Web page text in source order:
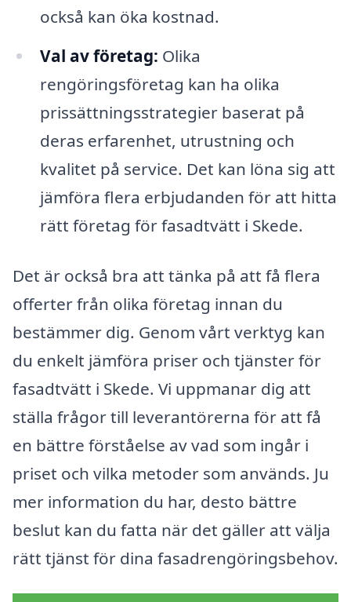
också kan öka kostnad.
Val av företag: Olika
rengöringsföretag kan ha olika
prissättningsstrategier baserat på
deras erfarenhet, utrustning och
kvalitet på service. Det kan löna sig att
jämföra flera erbjudanden för att hitta
rätt företag för fasadtvätt i Skede.
Det är också bra att tänka på att få flera
offerter från olika företag innan du
bestämmer dig. Genom vårt verktyg kan
du enkelt jämföra priser och tjänster för
fasadtvätt i Skede. Vi uppmanar dig att
ställa frågor till leverantörerna för att få
en bättre förståelse av vad som ingår i
priset och vilka metoder som används. Ju
mer information du har, desto bättre
beslut kan du fatta när det gäller att välja
rätt tjänst för dina fasadrengöringsbehov.